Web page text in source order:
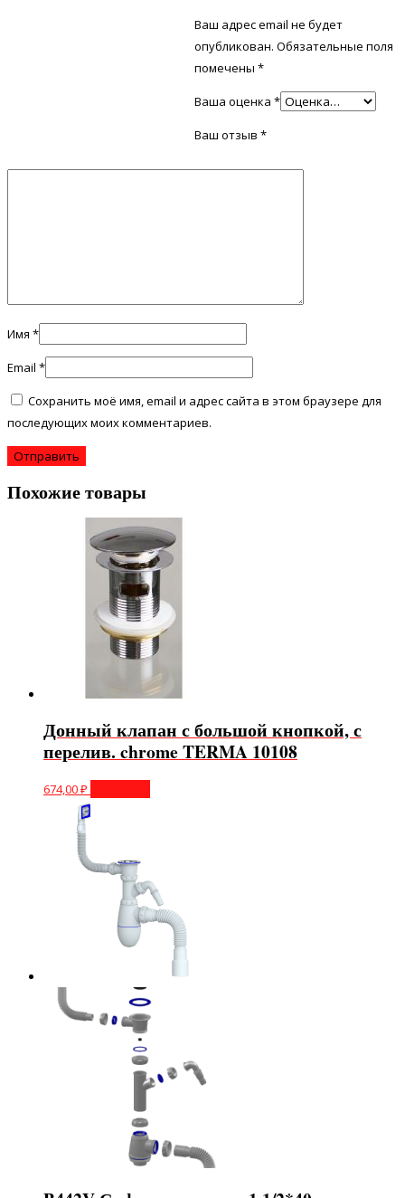
Ваш адрес email не будет
опубликован. Обязательные поля
помечены*
Ваша оценка*
Ваш отзыв*
Имя *
Email *
Сохранить моё имя, email и адрес сайта в этом браузере для
последующих моих комментариев.
Похожие товары
Донный клапан с большой кнопкой, с
перелив. chrome TERMA 10108
674,00₽